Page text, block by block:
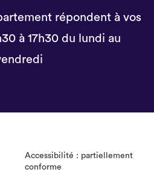
répondent à vos
à 17h30 du lundi au
Accessibilité : partiellement
conforme